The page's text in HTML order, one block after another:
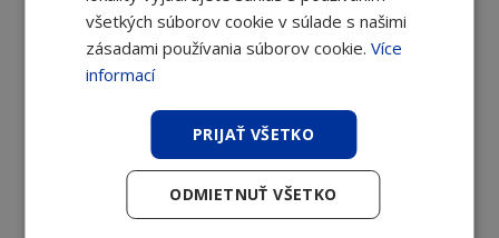
späť.všetkých súborov cookie v súlade s našimi
zásadami používania súborov cookie. Více
informací
PRIJAŤ VŠETKO
ODMIETNUŤ VŠETKO